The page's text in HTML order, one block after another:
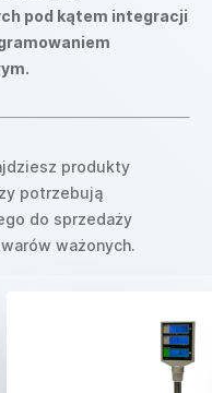
pod kątem integracji
produkty
potrzebują
do sprzedaży
ważonych.